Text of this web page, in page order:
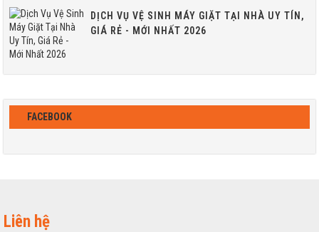
DỊCH VỤ VỆ SINH MÁY GIẶT TẠI NHÀ UY TÍN,
GIÁ RẺ - MỚI NHẤT 2026
FACEBOOK
Liên hệ